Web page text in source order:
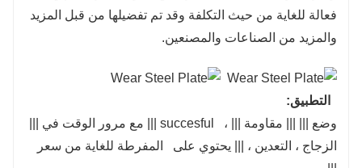
فعالة للغاية من حيث التكلفة وقد تم تفضيلها من قبل المزيد
والمزيد من الصناعات والمصنعين.
التطبيق:
وضع ||| ||| مقاومة ||| ، succesful ||| مع مرور الوقت في |||
الزجاج ، التعدين ، ||| يحتوي على المفرطة للغاية من سعر